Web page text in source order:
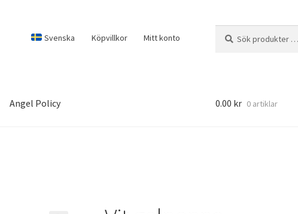
Svenska Köpvillkor Mitt konto
efter:
Angel Policy 0.00 kr 0 artiklar